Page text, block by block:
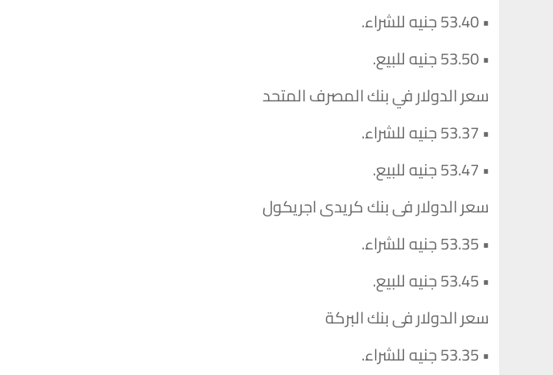
• 53.40 جنيه للشراء.
• 53.50 جنيه للبيع.
سعر الدولار في بنك المصرف المتحد
• 53.37 جنيه للشراء.
• 53.47 جنيه للبيع.
سعر الدولار فى بنك كريدى اجريكول
• 53.35 جنيه للشراء.
• 53.45 جنيه للبيع.
سعر الدولار فى بنك البركة
• 53.35 جنيه للشراء.